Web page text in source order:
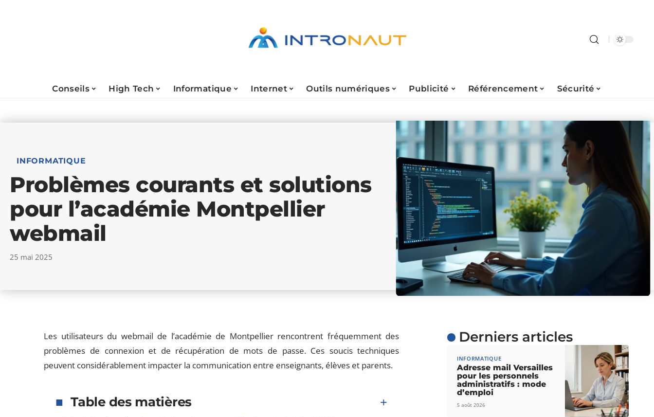
Conseils High Tech Informatique Internet Outils numériques Publicité Référencement Sécurité
INFORMATIQUE
Problèmes courants et solutions
pour l’académie Montpellier
webmail
25 mai 2025
Les utilisateurs du webmail de l’académie de Montpellier rencontrent fréquemment des
problèmes de connexion et de récupération de mots de passe. Ces soucis techniques
peuvent considérablement impacter la communication entre enseignants, élèves et parents.
Table des matières
Derniers articles
INFORMATIQUE
Adresse mail Versailles
pour les personnels
administratifs : mode
d’emploi
5 août 2026